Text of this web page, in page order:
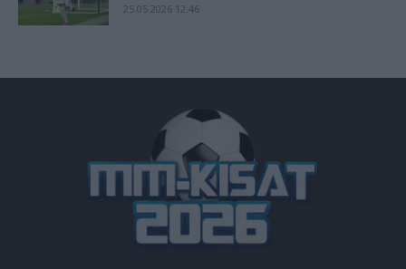
25.05.2026 12:46